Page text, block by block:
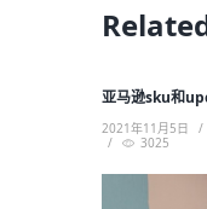
亚马逊sku和
2021年11月5日
3025